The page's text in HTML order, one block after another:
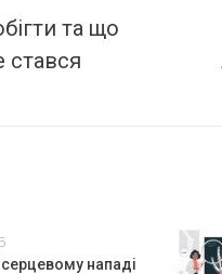
та що
стався
нападі